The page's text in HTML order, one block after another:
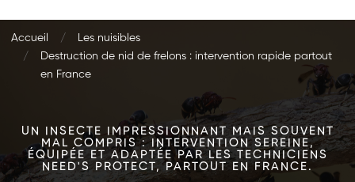
Accueil
Les nuisibles
Destruction de nid de frelons : intervention rapide partout
en France
UN INSECTE IMPRESSIONNANT MAIS SOUVENT
MAL COMPRIS : INTERVENTION SEREINE,
ÉQUIPÉE ET ADAPTÉE PAR LES TECHNICIENS
NEED'S PROTECT, PARTOUT EN FRANCE.